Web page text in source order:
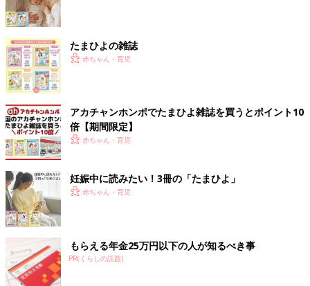
たまひよの雑誌
赤ちゃん・育児
アカチャンホンポでたまひよ雑誌を買うとポイント10
倍【期間限定】
赤ちゃん・育児
妊娠中に読みたい！3冊の「たまひよ」
赤ちゃん・育児
もらえる年金25万円以下の人が知るべき事
PR(くらしの話題)